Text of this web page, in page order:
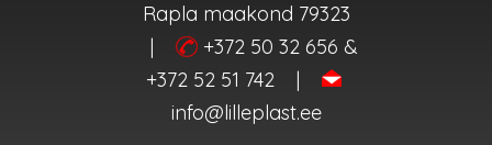
Rapla maakond 79323
|
+372 50 32 656 &
+372 52 51 742
|
info@lilleplast.ee